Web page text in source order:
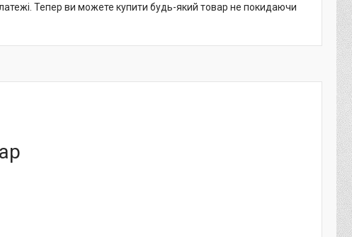
Тепер ви можете купити будь-який товар не покидаючи